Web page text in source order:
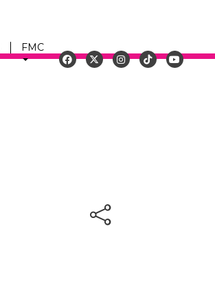
FMC